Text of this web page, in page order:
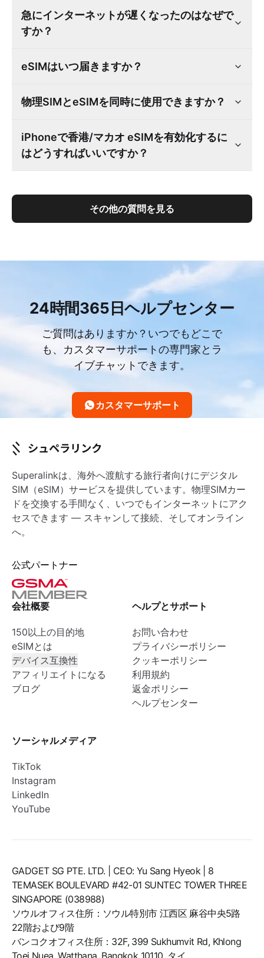
急にインターネットが遅くなったのはなぜで
すか？
eSIMはいつ届きますか？
物理SIMとeSIMを同時に使用できますか？
iPhoneで香港/マカオ eSIMを有効化するに
はどうすればいいですか？
その他の質問を見る
24時間365日ヘルプセンター
ご質問はありますか？いつでもどこで
も、カスタマーサポートの専門家とラ
イブチャットできます。
カスタマーサポート
Superalinkは、海外へ渡航する旅行者向けにデジタル
SIM（eSIM）サービスを提供しています。物理SIMカー
ドを交換する手間なく、いつでもインターネットにアク
セスできます — スキャンして接続、そしてオンライン
へ。
公式パートナー
会社概要
150以上の目的地
eSIMとは
デバイス互換性
アフィリエイトになる
ブログ
ヘルプとサポート
お問い合わせ
プライバシーポリシー
クッキーポリシー
利用規約
返金ポリシー
ヘルプセンター
ソーシャルメディア
TikTok
Instagram
LinkedIn
YouTube
GADGET SG PTE. LTD. | CEO: Yu Sang Hyeok | 8
TEMASEK BOULEVARD #42-01 SUNTEC TOWER THREE
SINGAPORE (038988)
ソウルオフィス住所：ソウル特別市 江西区 麻谷中央5路
22階および9階
バンコクオフィス住所：32F, 399 Sukhumvit Rd, Khlong